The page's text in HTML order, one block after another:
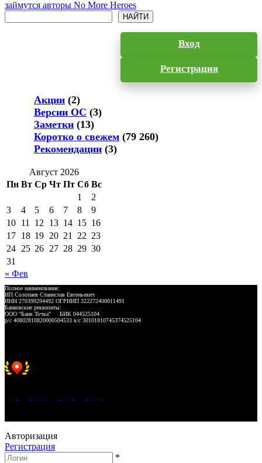
займутся авторы No More Heroes
НАЙТИ
Вход
Регистрация
Акции (2)
Версии ОС (3)
Заметки (13)
Коротко о свежем (79 260)
Рекомендации (3)
Август 2026
Пн Вт Ср Чт Пт Сб Вс
1
2
3
4 5 6 7 8
9
10 11 12 13 14 15 16
17 18 19 20 21 22 23
24 25 26 27 28 29 30
31
« Фев
Полное наименование:
ИП Солопаев Станислав Евгеньевич
ИНН 270399294492 ОГРНИП 322272400011491
Банковские реквизиты:
ООО "Банк Точка" БИК 044525104
р/с 40802810820000504533 к/с 30101810745374525104
Авторизация
Регистрация
*